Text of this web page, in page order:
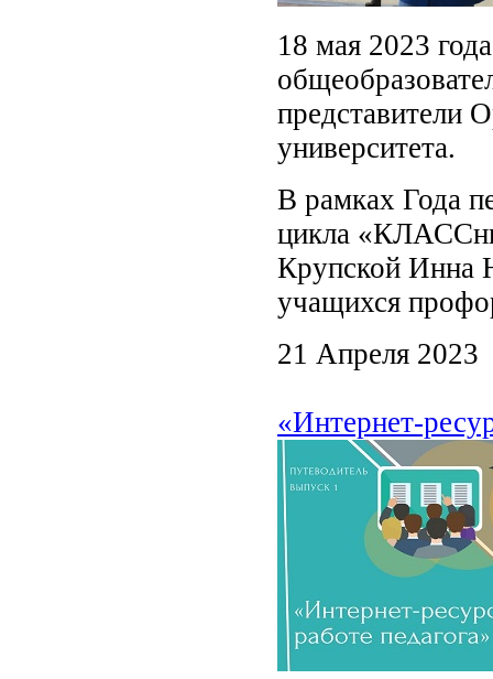
18 мая 2023
представители
университета.
В рамках Года
цикла
Крупской Инна
учащихся
21 Апреля 2023
«Интернет-